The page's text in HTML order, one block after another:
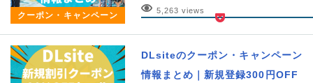
クーポン・キャンペーン 5,263 views
DLsiteのクーポン・キャンペーン
情報まとめ｜新規登録300円OFF